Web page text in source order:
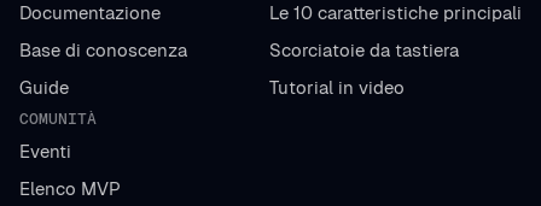
Documentazione
Base di conoscenza
Guide
Le 10 caratteristiche principali
Scorciatoie da tastiera
Tutorial in video
COMUNITÀ
Eventi
Elenco MVP